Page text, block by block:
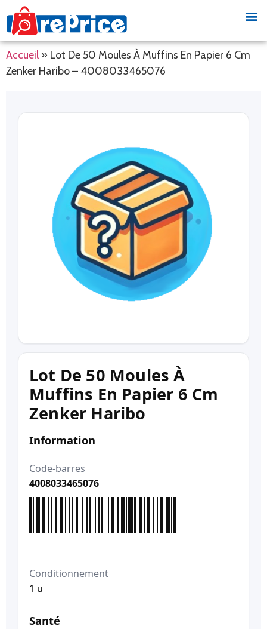
Accueil » Lot De 50 Moules À Muffins En Papier 6 Cm
Zenker Haribo – 4008033465076
Lot De 50 Moules À
Muffins En Papier 6 Cm
Zenker Haribo
Information
Code-barres
4008033465076
Conditionnement
1 u
Santé